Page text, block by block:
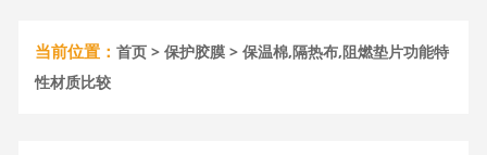
当前位置：首页 >保护胶膜 > 保温棉,隔热布,阻燃垫片功能特
性材质比较